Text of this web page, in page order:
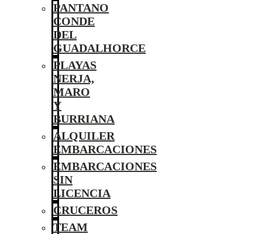
PANTANO
CONDE
DEL
GUADALHORCE
PLAYAS
NERJA,
MARO
Y
BURRIANA
ALQUILER
EMBARCACIONES
EMBARCACIONES
SIN
LICENCIA
CRUCEROS
TEAM